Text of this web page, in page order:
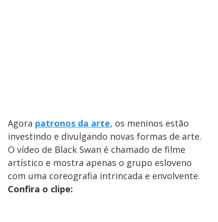
Agora patronos da arte, os meninos estão
investindo e divulgando novas formas de arte.
O vídeo de Black Swan é chamado de filme
artístico e mostra apenas o grupo esloveno
com uma coreografia intrincada e envolvente.
Confira o clipe: